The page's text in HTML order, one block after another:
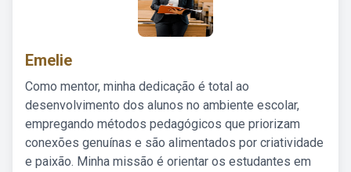
Emelie
Como mentor, minha dedicação é total ao
desenvolvimento dos alunos no ambiente escolar,
empregando métodos pedagógicos que priorizam
conexões genuínas e são alimentados por criatividade
e paixão. Minha missão é orientar os estudantes em